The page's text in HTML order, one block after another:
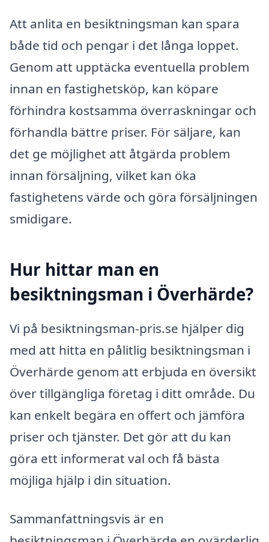
Att anlita en besiktningsman kan spara
både tid och pengar i det långa loppet.
Genom att upptäcka eventuella problem
innan en fastighetsköp, kan köpare
förhindra kostsamma överraskningar och
förhandla bättre priser. För säljare, kan
det ge möjlighet att åtgärda problem
innan försäljning, vilket kan öka
fastighetens värde och göra försäljningen
smidigare.
Hur hittar man en
besiktningsman i Överhärde?
Vi på besiktningsman-pris.se hjälper dig
med att hitta en pålitlig besiktningsman i
Överhärde genom att erbjuda en översikt
över tillgängliga företag i ditt område. Du
kan enkelt begära en offert och jämföra
priser och tjänster. Det gör att du kan
göra ett informerat val och få bästa
möjliga hjälp i din situation.
Sammanfattningsvis är en